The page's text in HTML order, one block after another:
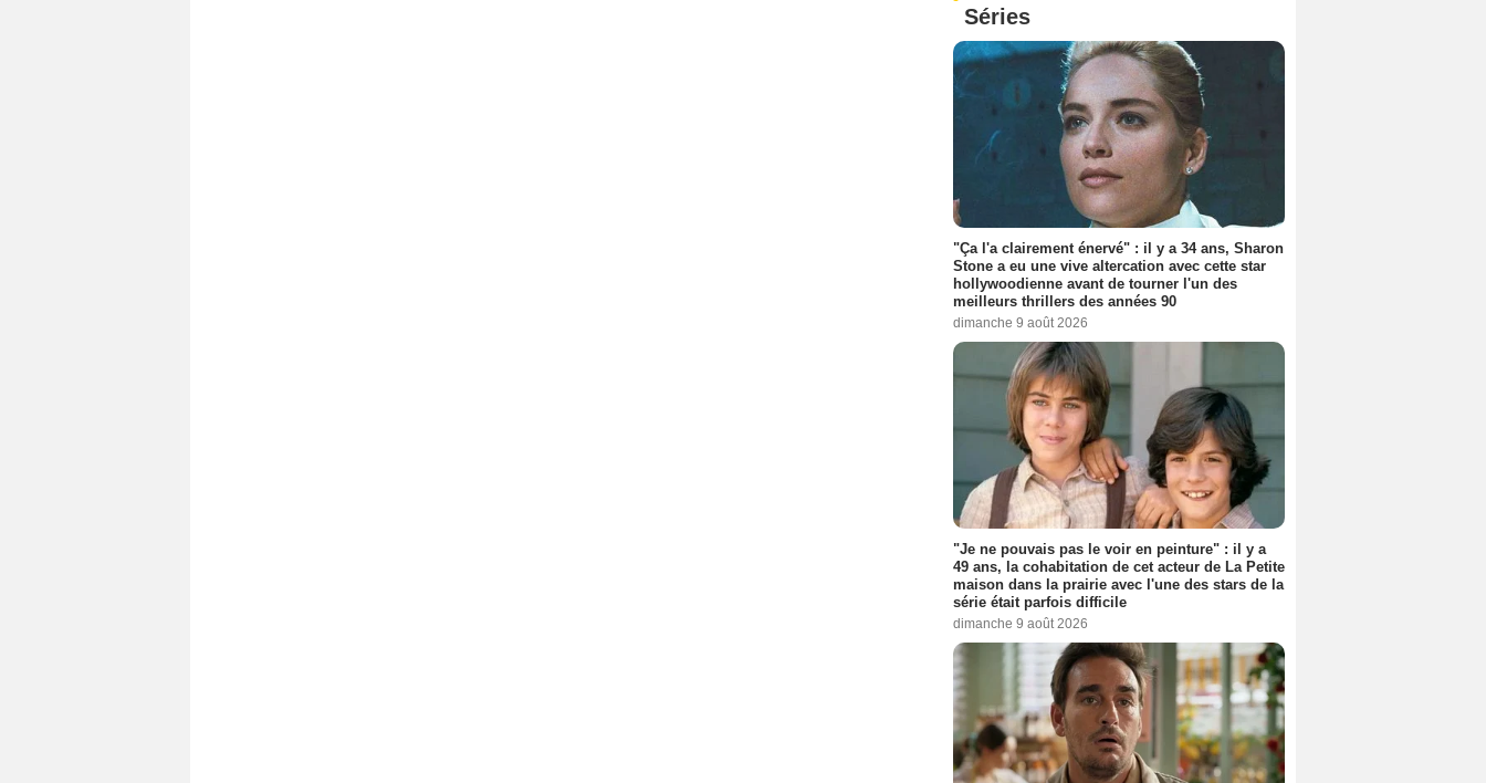
Séries
"Ça l'a clairement énervé" : il y a 34 ans, Sharon
Stone a eu une vive altercation avec cette star
hollywoodienne avant de tourner l'un des
meilleurs thrillers des années 90
dimanche 9 août 2026
"Je ne pouvais pas le voir en peinture" : il y a
49 ans, la cohabitation de cet acteur de La Petite
maison dans la prairie avec l'une des stars de la
série était parfois difficile
dimanche 9 août 2026